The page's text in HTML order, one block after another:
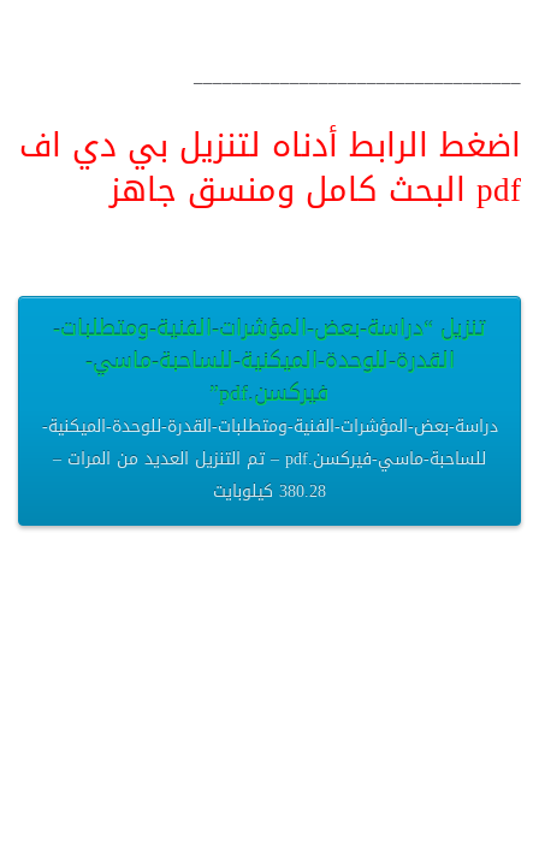
__________________________________
اضغط الرابط أدناه لتنزيل بي دي اف
pdf البحث كامل ومنسق جاهز
تنزيل “دراسة-بعض-المؤشرات-الفنية-ومتطلبات-
القدرة-للوحدة-الميكنية-للساحبة-ماسي-
فيركسن.pdf”
دراسة-بعض-المؤشرات-الفنية-ومتطلبات-القدرة-للوحدة-الميكنية-
للساحبة-ماسي-فيركسن.pdf – تم التنزيل العديد من المرات –
380.28 كيلوبايت